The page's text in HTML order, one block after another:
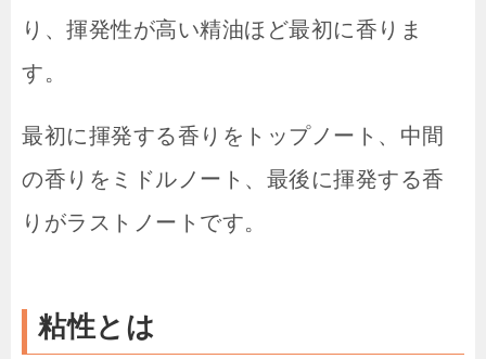
り、揮発性が高い精油ほど最初に香りま
す。
最初に揮発する香りをトップノート、中間
の香りをミドルノート、最後に揮発する香
りがラストノートです。
粘性とは